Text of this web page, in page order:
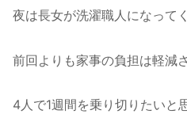
夜は長女が洗濯職人になって
前回よりも家事の負担は軽減
4人で1週間を乗り切りたいと